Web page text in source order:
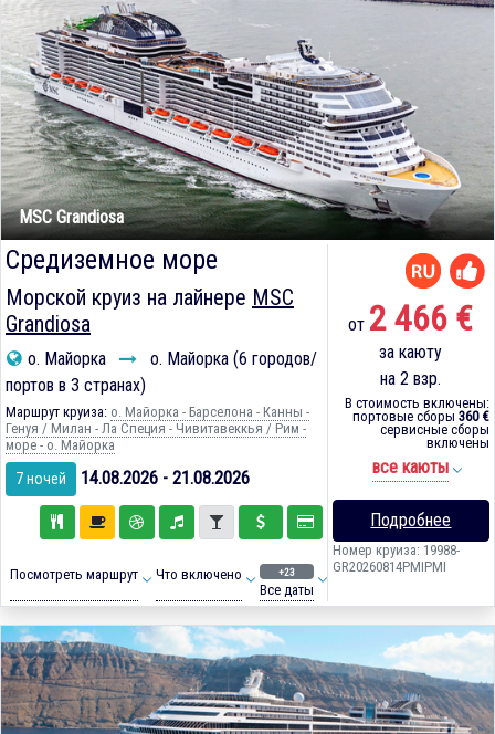
MSC Grandiosa
Средиземное море
Морской круиз на лайнере MSC
Grandiosa
о. Майорка
о. Майорка (6 городов/
портов в 3 странах)
Маршрут круиза: о. Майорка - Барселона - Канны -
Генуя / Милан - Ла Специя - Чивитавеккья / Рим -
море - о. Майорка
7 ночей 14.08.2026 - 21.08.2026
Посмотреть маршрут Что включено +23
Все даты
от 2 466 €
за каюту
на 2 взр.
В стоимость включены:
портовые сборы 360 €
сервисные сборы
включены
все каюты
Подробнее
Номер круиза: 19988-
GR20260814PMIPMI